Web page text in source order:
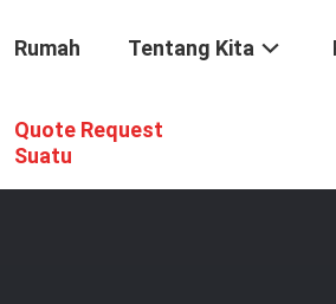
Rumah Tentang Kita
Quote Request
Suatu
Pita Kapas / 10mm-55mm Ribbon Baja